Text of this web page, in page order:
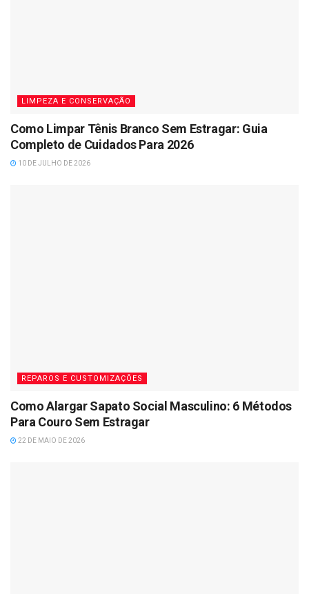
LIMPEZA E CONSERVAÇÃO
Como Limpar Tênis Branco Sem Estragar: Guia
Completo de Cuidados Para 2026
10 DE JULHO DE 2026
REPAROS E CUSTOMIZAÇÕES
Como Alargar Sapato Social Masculino: 6 Métodos
Para Couro Sem Estragar
22 DE MAIO DE 2026